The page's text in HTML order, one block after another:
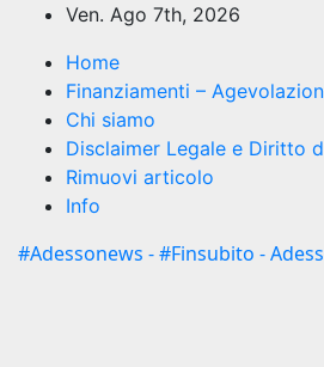
contenuto
Ven. Ago 7th, 2026
Home
Finanziamenti –
Chi siamo
Disclaimer Legale e Diritto
Rimuovi articolo
Info
#Adessonews - #Finsubito -